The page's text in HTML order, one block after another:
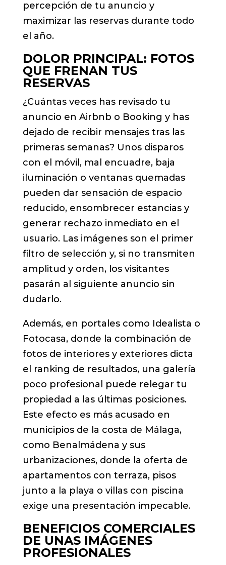
percepción de tu anuncio y
maximizar las reservas durante todo
el año.
DOLOR PRINCIPAL: FOTOS
QUE FRENAN TUS
RESERVAS
¿Cuántas veces has revisado tu
anuncio en Airbnb o Booking y has
dejado de recibir mensajes tras las
primeras semanas? Unos disparos
con el móvil, mal encuadre, baja
iluminación o ventanas quemadas
pueden dar sensación de espacio
reducido, ensombrecer estancias y
generar rechazo inmediato en el
usuario. Las imágenes son el primer
filtro de selección y, si no transmiten
amplitud y orden, los visitantes
pasarán al siguiente anuncio sin
dudarlo.
Además, en portales como Idealista o
Fotocasa, donde la combinación de
fotos de interiores y exteriores dicta
el ranking de resultados, una galería
poco profesional puede relegar tu
propiedad a las últimas posiciones.
Este efecto es más acusado en
municipios de la costa de Málaga,
como Benalmádena y sus
urbanizaciones, donde la oferta de
apartamentos con terraza, pisos
junto a la playa o villas con piscina
exige una presentación impecable.
BENEFICIOS COMERCIALES
DE UNAS IMÁGENES
PROFESIONALES